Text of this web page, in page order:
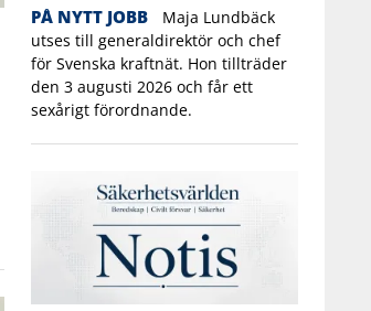
PÅ NYTT JOBB
Maja Lundbäck
utses till generaldirektör och chef
för Svenska kraftnät. Hon tillträder
den 3 augusti 2026 och får ett
sexårigt förordnande.